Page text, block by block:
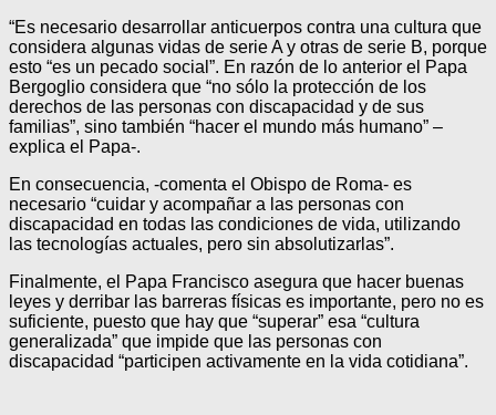
“Es necesario desarrollar anticuerpos contra una cultura que
considera algunas vidas de serie A y otras de serie B, porque
esto “es un pecado social”. En razón de lo anterior el Papa
Bergoglio considera que “no sólo la protección de los
derechos de las personas con discapacidad y de sus
familias”, sino también “hacer el mundo más humano” –
explica el Papa-.
En consecuencia, -comenta el Obispo de Roma- es
necesario “cuidar y acompañar a las personas con
discapacidad en todas las condiciones de vida, utilizando
las tecnologías actuales, pero sin absolutizarlas”.
Finalmente, el Papa Francisco asegura que hacer buenas
leyes y derribar las barreras físicas es importante, pero no es
suficiente, puesto que hay que “superar” esa “cultura
generalizada” que impide que las personas con
discapacidad “participen activamente en la vida cotidiana”.